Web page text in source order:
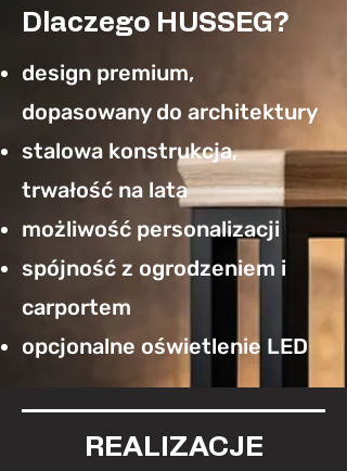
Dlaczego HUSSEG?
design premium,
dopasowany do architektury
stalowa konstrukcja,
trwałość na lata
możliwość personalizacji
spójność z ogrodzeniem i
carportem
opcjonalne oświetlenie LED
REALIZACJE